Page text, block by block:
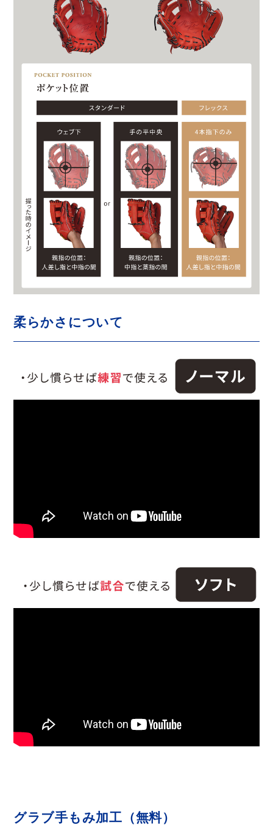
柔らかさについて
グラブ手もみ加工（無料）